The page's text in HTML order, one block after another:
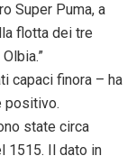
Super Puma, a
flotta dei tre
capaci finora – ha
positivo.
state circa
1515. Il dato in